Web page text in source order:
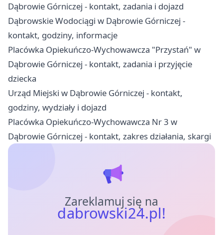
Dąbrowie Górniczej - kontakt, zadania i dojazd
Dąbrowskie Wodociągi w Dąbrowie Górniczej -
kontakt, godziny, informacje
Placówka Opiekuńczo-Wychowawcza "Przystań" w
Dąbrowie Górniczej - kontakt, zadania i przyjęcie
dziecka
Urząd Miejski w Dąbrowie Górniczej - kontakt,
godziny, wydziały i dojazd
Placówka Opiekuńczo-Wychowawcza Nr 3 w
Dąbrowie Górniczej - kontakt, zakres działania, skargi
Zareklamuj się na
dabrowski24.pl!